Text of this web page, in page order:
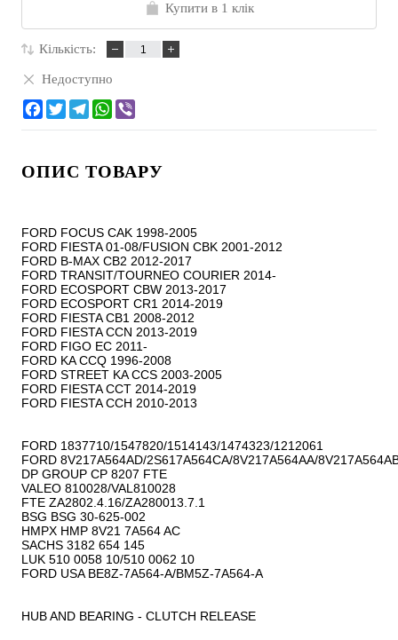
Купити в 1 клік
Кількість:
Недоступно
ОПИС ТОВАРУ
FORD FOCUS CAK 1998-2005
FORD FIESTA 01-08/FUSION CBK 2001-2012
FORD B-MAX CB2 2012-2017
FORD TRANSIT/TOURNEO COURIER 2014-
FORD ECOSPORT CBW 2013-2017
FORD ECOSPORT CR1 2014-2019
FORD FIESTA CB1 2008-2012
FORD FIESTA CCN 2013-2019
FORD FIGO EC 2011-
FORD KA CCQ 1996-2008
FORD STREET KA CCS 2003-2005
FORD FIESTA CCT 2014-2019
FORD FIESTA CCH 2010-2013
FORD 1837710/1547820/1514143/1474323/1212061
FORD 8V217A564AD/2S617A564CA/8V217A564AA/
DP GROUP CP 8207 FTE
VALEO 810028/VAL810028
FTE ZA2802.4.16/ZA280013.7.1
BSG BSG 30-625-002
HMPX HMP 8V21 7A564 AC
SACHS 3182 654 145
LUK 510 0058 10/510 0062 10
FORD USA BE8Z-7A564-A/BM5Z-7A564-A
HUB AND BEARING - CLUTCH RELEASE